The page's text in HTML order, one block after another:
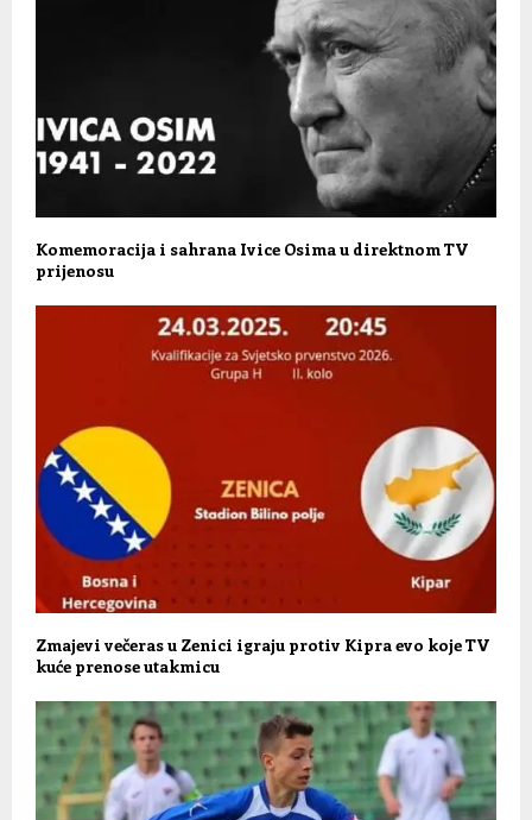
Komemoracija i sahrana Ivice Osima u direktnom TV
prijenosu
Zmajevi večeras u Zenici igraju protiv Kipra evo koje TV
kuće prenose utakmicu